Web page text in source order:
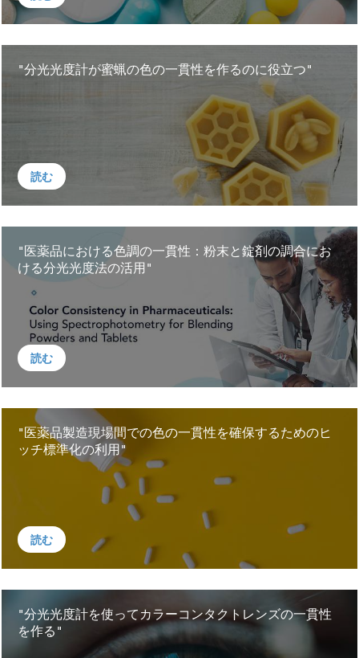
"分光光度計が蜜蝋の色の一貫性を作るのに役立つ"
読む
"医薬品における色調の一貫性：粉末と錠剤の調合にお
ける分光光度法の活用"
読む
"医薬品製造現場間での色の一貫性を確保するためのヒ
ッチ標準化の利用"
読む
"分光光度計を使ってカラーコンタクトレンズの一貫性
を作る"